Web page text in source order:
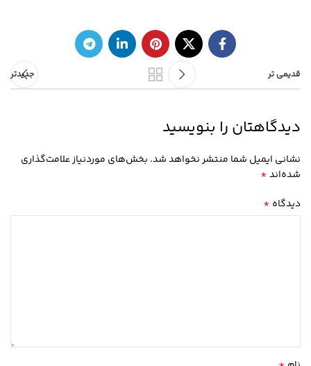
جدیدتر قدیمی تر
دیدگاهتان را بنویسید
نشانی ایمیل شما منتشر نخواهد شد. بخش‌های موردنیاز علامت‌گذاری
شده‌اند*
دیدگاه *